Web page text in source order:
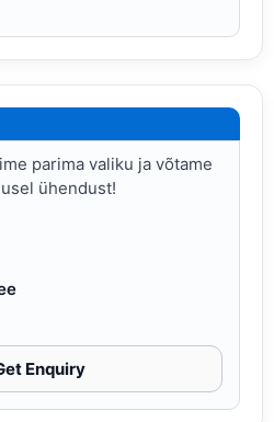
parima valiku ja võtame
ühendust!
Enquiry